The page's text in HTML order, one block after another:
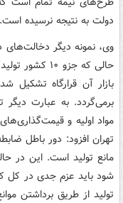
دولت به نتیجه نرسیده است.
وی، نمونه دیگر دخالت‌های
حالی که جزو
بازار آن قرارگاه
برمی‌گردد. به عبارت
مواد اولیه و
تهران افزود: دور باطل
مانع تولید است. این در
شود باید عزم جدی در کل
تولید از طریق برداشتن